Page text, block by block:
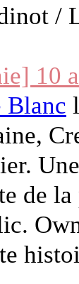
/
10
Blanc
de